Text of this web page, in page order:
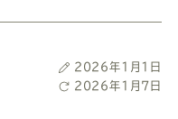
投
稿
2026年1月1日
最
2026年1月7日